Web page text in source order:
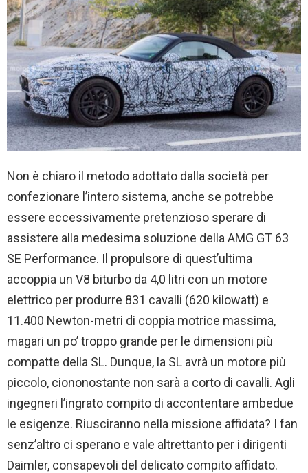
Non è chiaro il metodo adottato dalla società per
confezionare l’intero sistema, anche se potrebbe
essere eccessivamente pretenzioso sperare di
assistere alla medesima soluzione della AMG GT 63
SE Performance. Il propulsore di quest’ultima
accoppia un V8 biturbo da 4,0 litri con un motore
elettrico per produrre 831 cavalli (620 kilowatt) e
11.400 Newton-metri di coppia motrice massima,
magari un po’ troppo grande per le dimensioni più
compatte della SL. Dunque, la SL avrà un motore più
piccolo, ciononostante non sarà a corto di cavalli. Agli
ingegneri l’ingrato compito di accontentare ambedue
le esigenze. Riusciranno nella missione affidata? I fan
senz’altro ci sperano e vale altrettanto per i dirigenti
Daimler, consapevoli del delicato compito affidato.